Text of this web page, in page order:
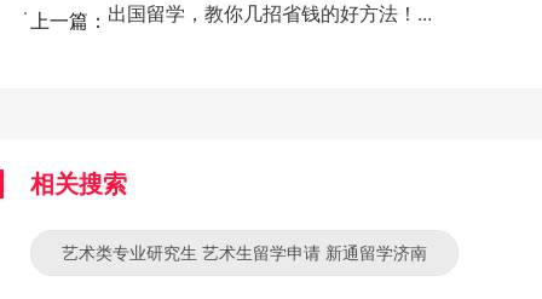
上一篇： 出国留学，教你几招省钱的好方法！...
相关搜索
艺术类专业研究生 艺术生留学申请 新通留学济南